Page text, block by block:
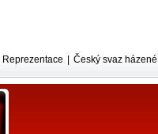
Reprezentace Český svaz házené